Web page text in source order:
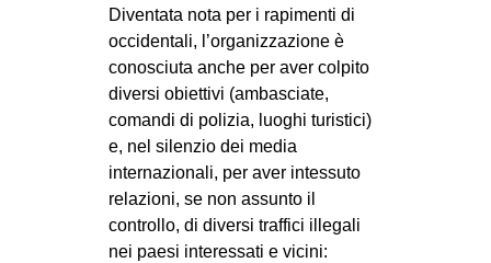
Diventata nota per i rapimenti di
occidentali, l’organizzazione è
conosciuta anche per aver colpito
diversi obiettivi (ambasciate,
comandi di polizia, luoghi turistici)
e, nel silenzio dei media
internazionali, per aver intessuto
relazioni, se non assunto il
controllo, di diversi traffici illegali
nei paesi interessati e vicini: